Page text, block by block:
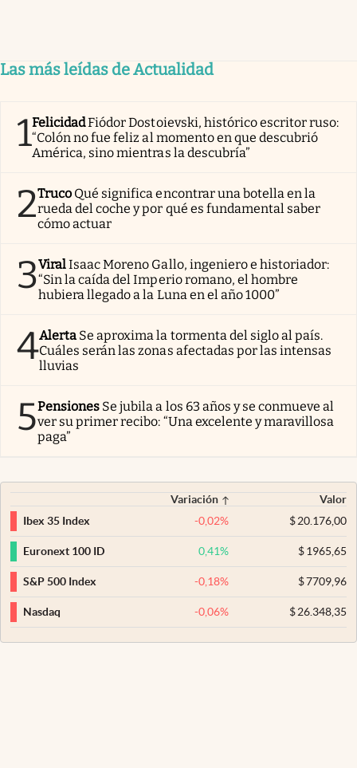
Las más leídas de Actualidad
1FelicidadFiódor Dostoievski, histórico escritor ruso:
“Colón no fue feliz al momento en que descubrió
América, sino mientras la descubría”
2Truco Qué significa encontrar una botella en la
rueda del coche y por qué es fundamental saber
cómo actuar
3ViralIsaac Moreno Gallo, ingeniero e historiador:
“Sin la caída del Imperio romano, el hombre
hubiera llegado a la Luna en el año 1000”
4Alerta Se aproxima la tormenta del siglo al país.
Cuáles serán las zonas afectadas por las intensas
lluvias
5Pensiones Se jubila a los 63 años y se conmueve al
ver su primer recibo: “Una excelente y maravillosa
paga”
Variación
Valor
Ibex 35 Index
-0,02% $20.176,00
Euronext 100 ID 0,41% $1965,65
S&P 500 Index -0,18% $7709,96
Nasdaq -0,06% $26.348,35